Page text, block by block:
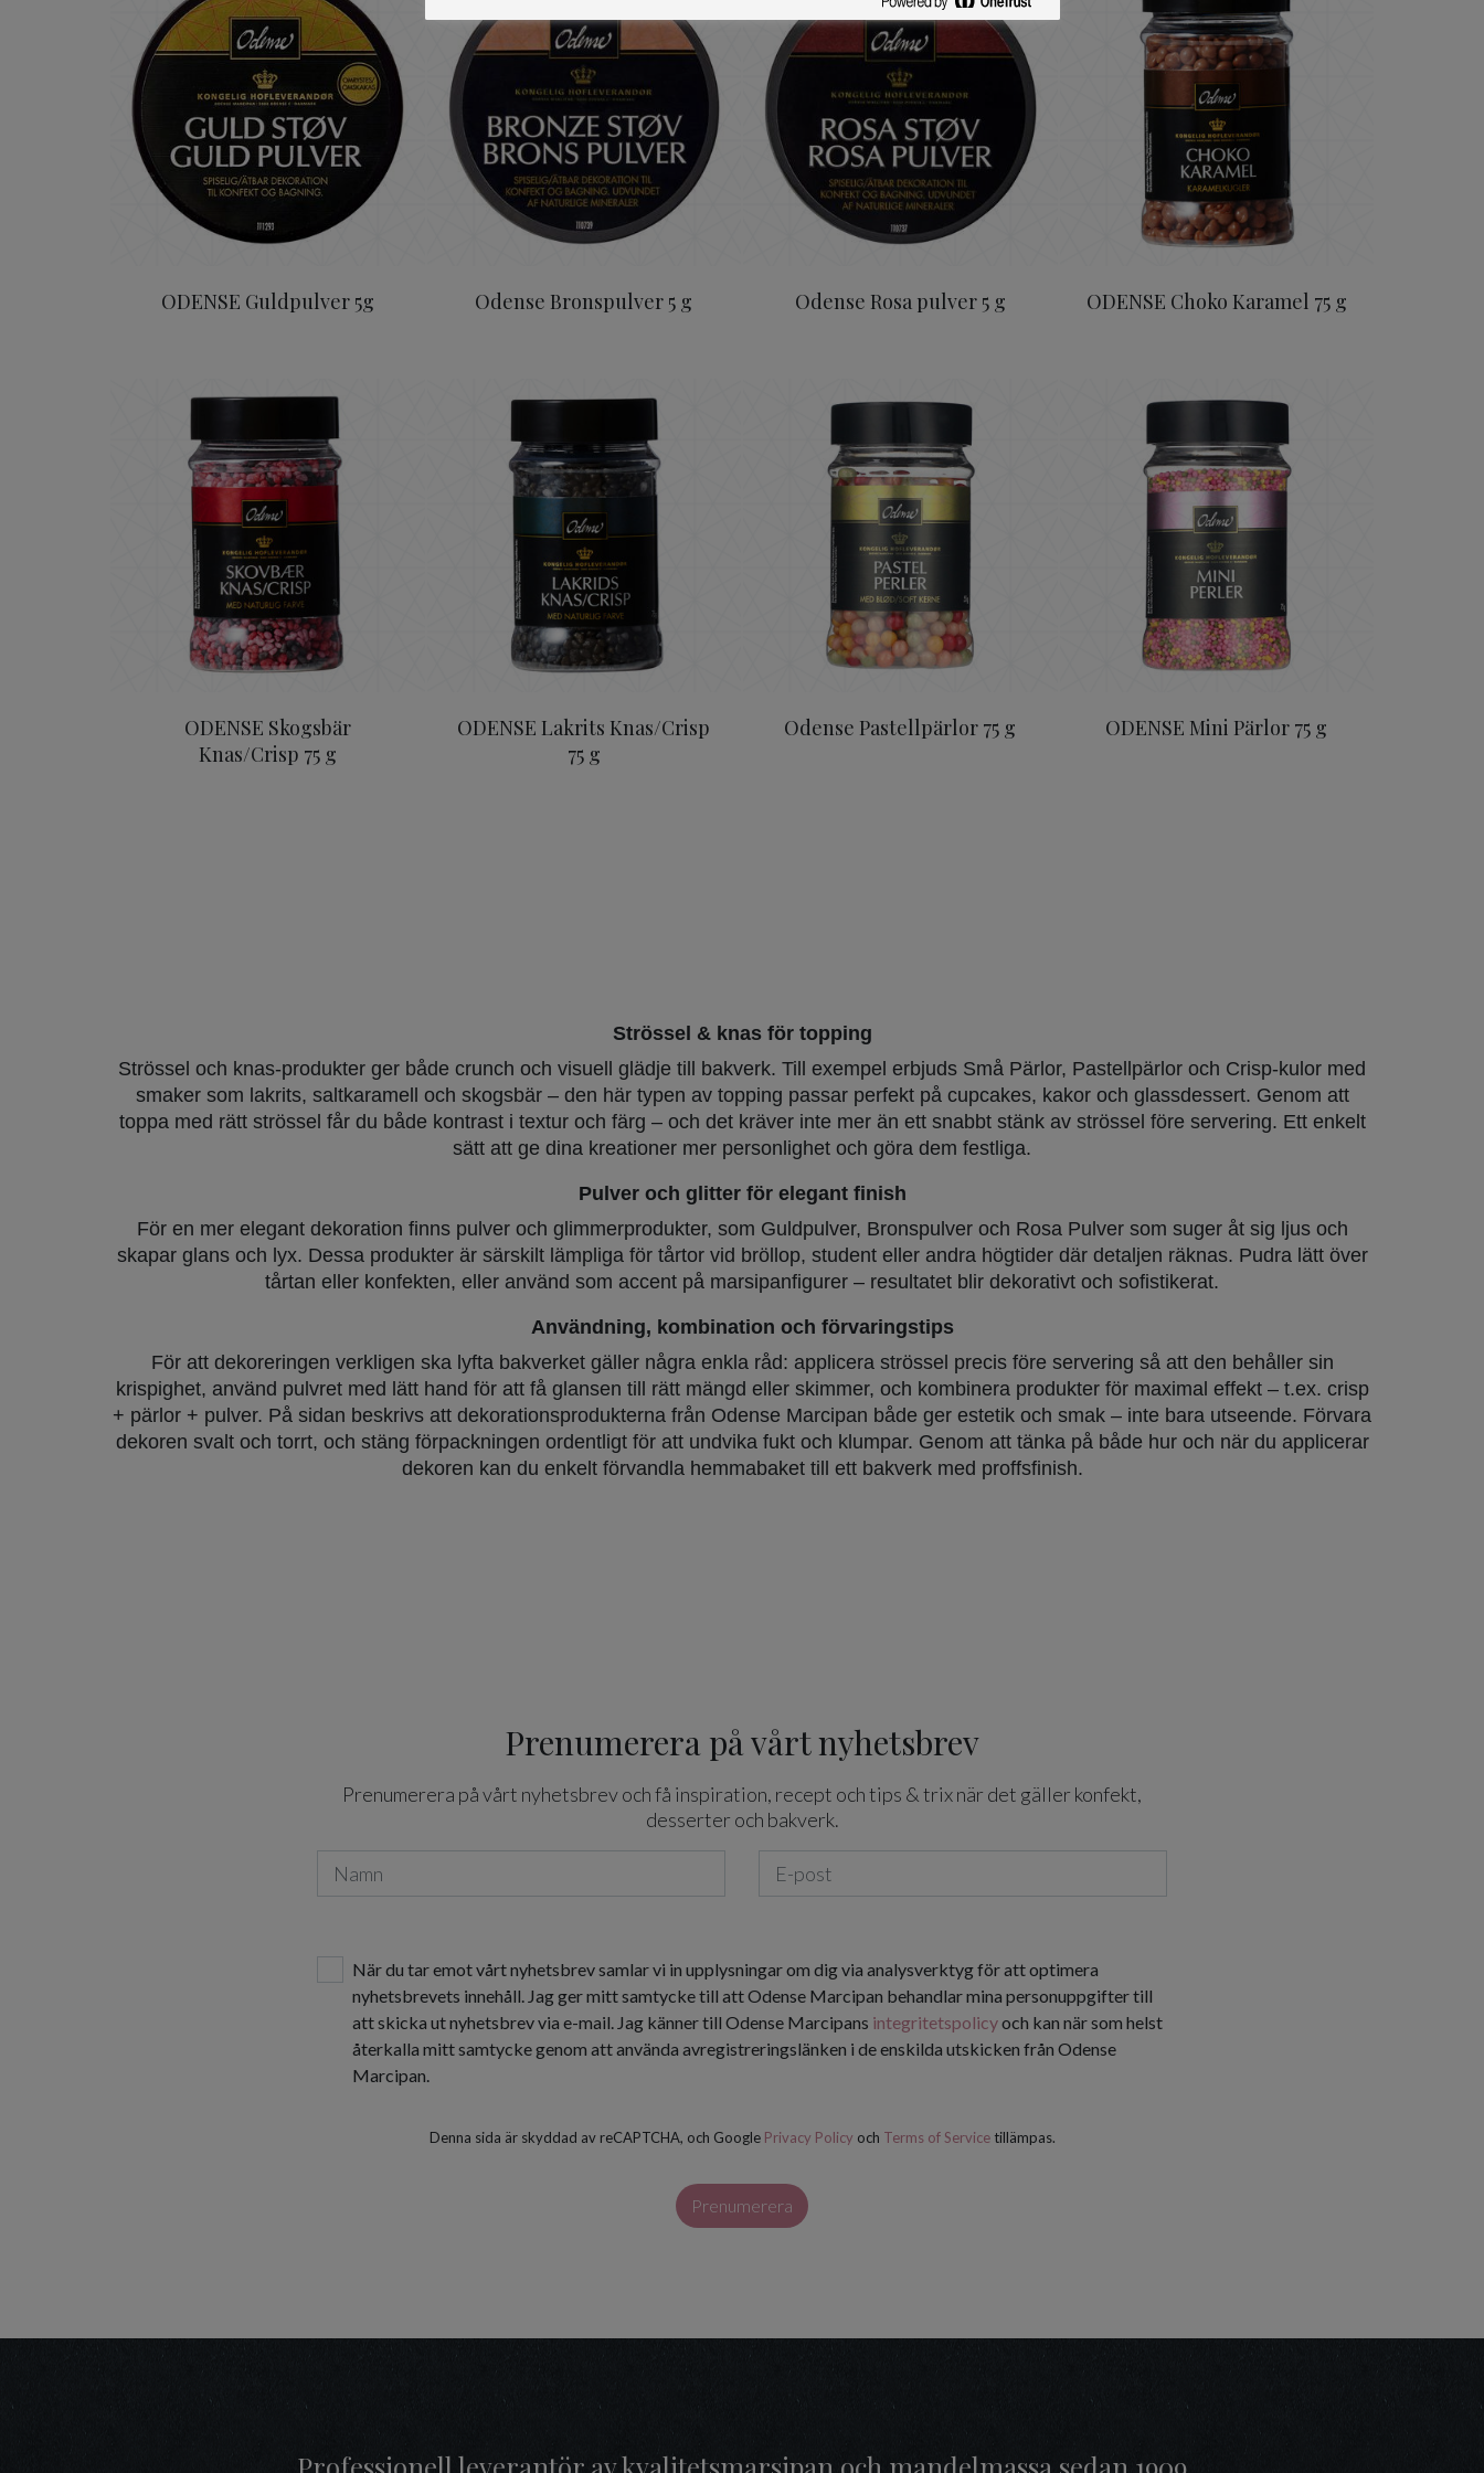
ODENSE Guldpulver 5g Odense Bronspulver 5 g Odense Rosa pulver 5 g ODENSE Choko Karamel 75 g
ODENSE Skogsbär
Knas/Crisp 75 g
ODENSE Lakrits Knas/Crisp
75 g
Odense Pastellpärlor 75 g ODENSE Mini Pärlor 75 g
Strössel & knas för topping
Strössel och knas-produkter ger både crunch och visuell glädje till bakverk. Till exempel erbjuds Små Pärlor, Pastellpärlor och Crisp-kulor med
smaker som lakrits, saltkaramell och skogsbär – den här typen av topping passar perfekt på cupcakes, kakor och glassdessert. Genom att
toppa med rätt strössel får du både kontrast i textur och färg – och det kräver inte mer än ett snabbt stänk av strössel före servering. Ett enkelt
sätt att ge dina kreationer mer personlighet och göra dem festliga.
Pulver och glitter för elegant finish
För en mer elegant dekoration finns pulver och glimmerprodukter, som Guldpulver, Bronspulver och Rosa Pulver som suger åt sig ljus och
skapar glans och lyx. Dessa produkter är särskilt lämpliga för tårtor vid bröllop, student eller andra högtider där detaljen räknas. Pudra lätt över
tårtan eller konfekten, eller använd som accent på marsipanfigurer – resultatet blir dekorativt och sofistikerat.
Användning, kombination och förvaringstips
För att dekoreringen verkligen ska lyfta bakverket gäller några enkla råd: applicera strössel precis före servering så att den behåller sin
krispighet, använd pulvret med lätt hand för att få glansen till rätt mängd eller skimmer, och kombinera produkter för maximal effekt – t.ex. crisp
+ pärlor + pulver. På sidan beskrivs att dekorationsprodukterna från Odense Marcipan både ger estetik och smak – inte bara utseende. Förvara
dekoren svalt och torrt, och stäng förpackningen ordentligt för att undvika fukt och klumpar. Genom att tänka på både hur och när du applicerar
dekoren kan du enkelt förvandla hemmabaket till ett bakverk med proffsfinish.
Prenumerera på vårt nyhetsbrev
Prenumerera på vårt nyhetsbrev och få inspiration, recept och tips & trix när det gäller konfekt,
desserter och bakverk.
När du tar emot vårt nyhetsbrev samlar vi in upplysningar om dig via analysverktyg för att optimera
nyhetsbrevets innehåll. Jag ger mitt samtycke till att Odense Marcipan behandlar mina personuppgifter till
att skicka ut nyhetsbrev via e-mail. Jag känner till Odense Marcipans integritetspolicyoch kan när som helst
återkalla mitt samtycke genom att använda avregistreringslänken i de enskilda utskicken från Odense
Marcipan.
Denna sida är skyddad av reCAPTCHA, och Google Privacy Policy och Terms of Servicetillämpas.
Prenumerera